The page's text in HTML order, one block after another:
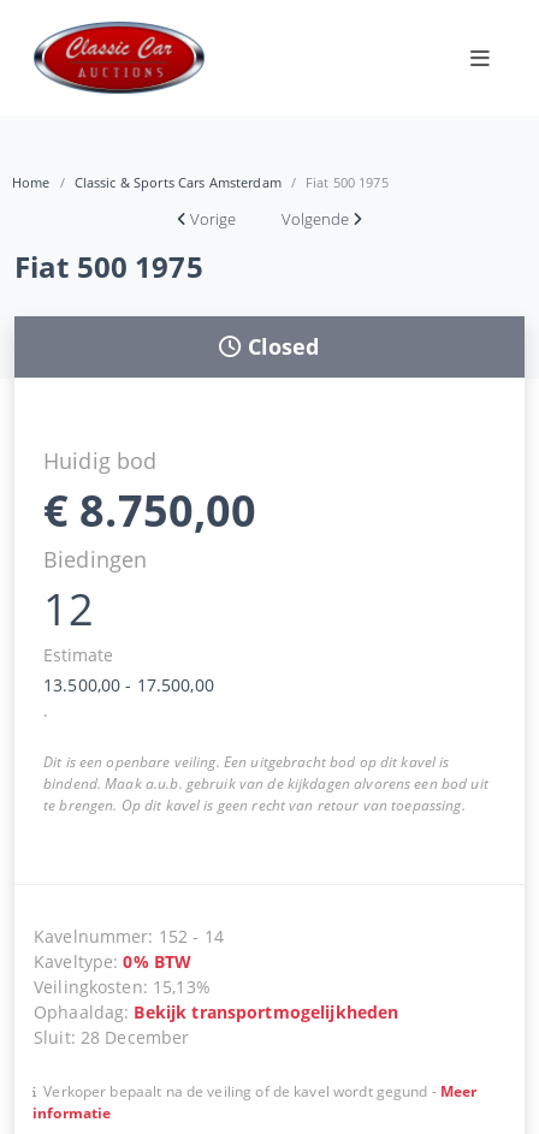
Home Classic & Sports Cars Amsterdam Fiat 500 1975
Vorige Volgende
Fiat 500 1975
Closed
Huidig bod
€ 8.750,00
Biedingen
12
Estimate
13.500,00 - 17.500,00
.
Dit is een openbare veiling. Een uitgebracht bod op dit kavel is
bindend. Maak a.u.b. gebruik van de kijkdagen alvorens een bod uit
te brengen. Op dit kavel is geen recht van retour van toepassing.
Kavelnummer: 152 - 14
Kaveltype:0% BTW
Veilingkosten: 15,13%
Ophaaldag: Bekijk transportmogelijkheden
Sluit: 28 December
Verkoper bepaalt na de veiling of de kavel wordt gegund - Meer
informatie